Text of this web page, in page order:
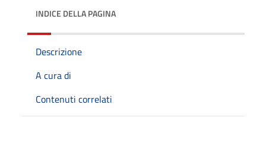
INDICE DELLA PAGINA
Descrizione
A cura di
Contenuti correlati